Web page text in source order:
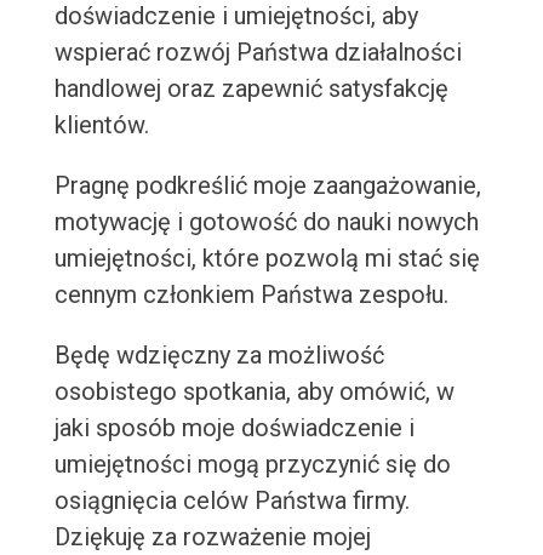
doświadczenie i umiejętności, aby
wspierać rozwój Państwa działalności
handlowej oraz zapewnić satysfakcję
klientów.
Pragnę podkreślić moje zaangażowanie,
motywację i gotowość do nauki nowych
umiejętności, które pozwolą mi stać się
cennym członkiem Państwa zespołu.
Będę wdzięczny za możliwość
osobistego spotkania, aby omówić, w
jaki sposób moje doświadczenie i
umiejętności mogą przyczynić się do
osiągnięcia celów Państwa firmy.
Dziękuję za rozważenie mojej